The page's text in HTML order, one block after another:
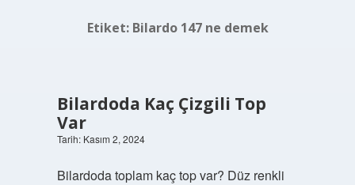
Etiket: Bilardo 147 ne demek
Bilardoda Kaç Çizgili Top
Var
Tarih: Kasım 2, 2024
Bilardoda toplam kaç top var? Düz renkli